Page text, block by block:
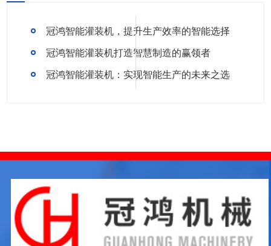
冠鸿智能灌装机，提升生产效率的智能选择
冠鸿智能灌装机打造智慧制造的赢领者
冠鸿智能灌装机：实现智能生产的未来之选